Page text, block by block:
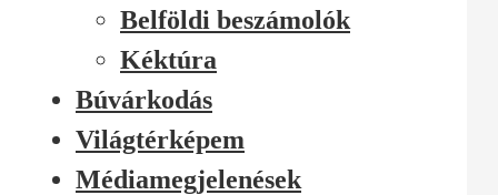
Belföldi beszámolók
Kéktúra
Búvárkodás
Világtérképem
Médiamegjelenések